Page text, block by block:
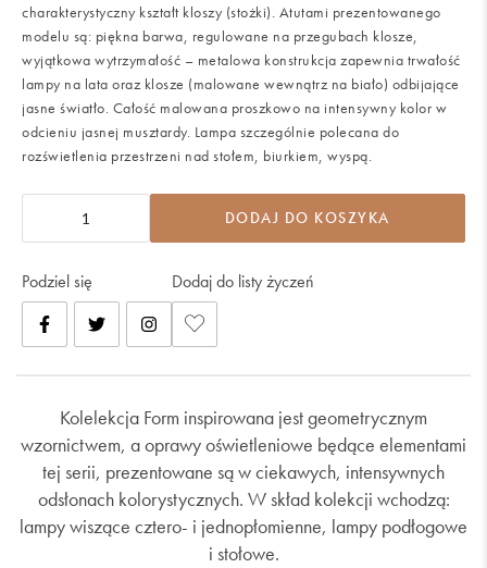
charakterystyczny kształt kloszy (stożki). Atutami prezentowanego
modelu są: piękna barwa, regulowane na przegubach klosze,
wyjątkowa wytrzymałość – metalowa konstrukcja zapewnia trwałość
lampy na lata oraz klosze (malowane wewnątrz na biało) odbijające
jasne światło. Całość malowana proszkowo na intensywny kolor w
odcieniu jasnej musztardy. Lampa szczególnie polecana do
rozświetlenia przestrzeni nad stołem, biurkiem, wyspą.
DODAJ DO KOSZYKA
Podziel się Dodaj do listy życzeń
Kolelekcja Form inspirowana jest geometrycznym
wzornictwem, a oprawy oświetleniowe będące elementami
tej serii, prezentowane są w ciekawych, intensywnych
odsłonach kolorystycznych. W skład kolekcji wchodzą:
lampy wiszące cztero- i jednopłomienne, lampy podłogowe
i stołowe.